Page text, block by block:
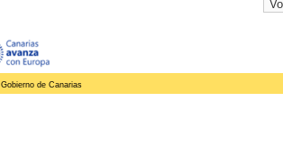
de Canarias